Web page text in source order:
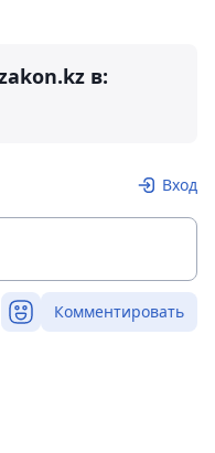
в:
Вход
Комментировать